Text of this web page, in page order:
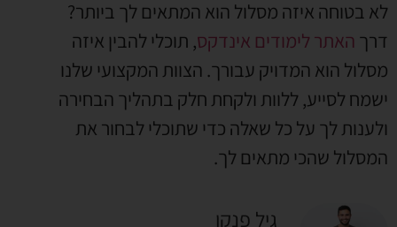
לא בטוחה איזה מסלול הוא המתאים לך ביותר?
דרך האתר לימודים אינדקס, תוכלי להבין איזה
מסלול הוא המדויק עבורך. הצוות המקצועי שלנו
ישמח לסייע, ללוות ולקחת חלק בתהליך הבחירה
ולענות לך על כל שאלה כדי שתוכלי לבחור את
המסלול שהכי מתאים לך.
גיל פנקו